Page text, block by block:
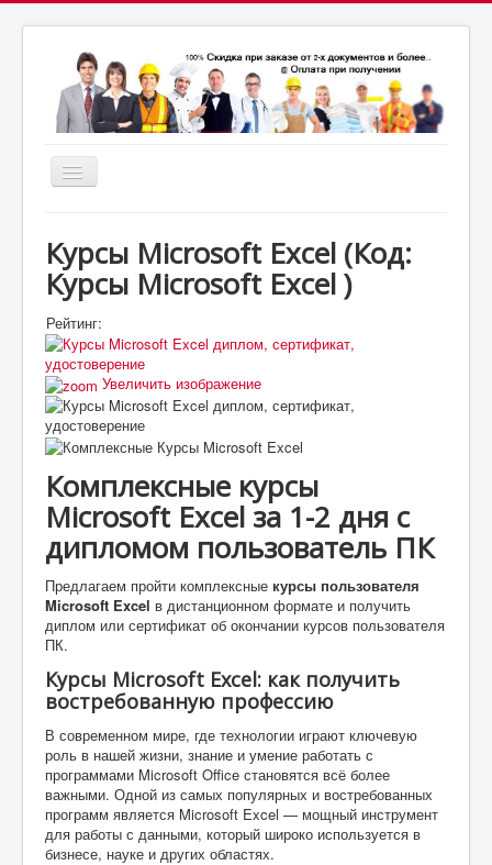
Включить/
69
СПБ: +7(812)987-53-69
Курсы Microsoft Excel (Код:
Курсы Microsoft Excel)
Рейтинг:
Увеличить изображение
Комплексные курсы
Microsoft Excel за 1-2 дня с
дипломом пользователь ПК
Предлагаем пройти комплексные курсы пользователя
Microsoft Excel в дистанционном формате и получить
диплом или сертификат об окончании курсов пользователя
ПК.
Курсы Microsoft Excel: как получить
востребованную профессию
В современном мире, где технологии играют ключевую
роль в нашей жизни, знание и умение работать с
программами Microsoft Office становятся всё более
важными. Одной из самых популярных и востребованных
программ является Microsoft Excel — мощный инструмент
для работы с данными, который широко используется в
бизнесе, науке и других областях.